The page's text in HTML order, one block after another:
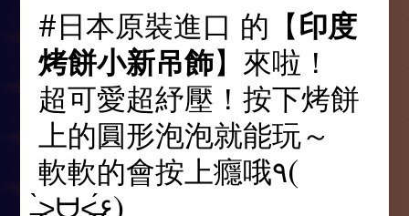
#日本原裝進口 的【印度
烤餅小新吊飾】來啦！
超可愛超紓壓！按下烤餅
上的圓形泡泡就能玩～
軟軟的會按上癮哦٩(
˃̶͈̀ᗨ˂̶͈́۶)